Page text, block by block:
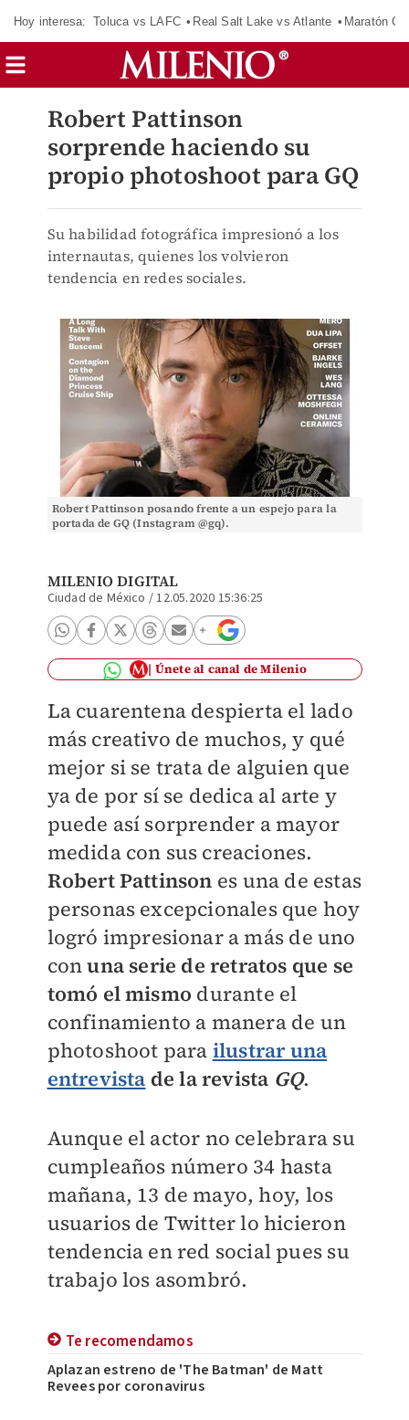
Hoy interesa: Toluca vs LAFC Real Salt Lake vs Atlante Maratón
Robert Pattinson
sorprende haciendo su
propio photoshoot para GQ
Su habilidad fotográfica impresionó a los
internautas, quienes los volvieron
tendencia en redes sociales.
Robert Pattinson posando frente a un espejo para la
portada de GQ (Instagram @gq).
MILENIO DIGITAL
Ciudad de México /12.05.2020 15:36:25
Únete al canal de Milenio
La cuarentena despierta el lado
más creativo de muchos, y qué
mejor si se trata de alguien que
ya de por sí se dedica al arte y
puede así sorprender a mayor
medida con sus creaciones.
Robert Pattinson es una de estas
personas excepcionales que hoy
logró impresionar a más de uno
conuna serie de retratos que se
tomó el mismo durante el
confinamiento a manera de un
photoshoot para ilustrar una
entrevista de la revista GQ.
Aunque el actor no celebrara su
cumpleaños número 34 hasta
mañana, 13 de mayo, hoy, los
usuarios de Twitter lo hicieron
tendencia en red social pues su
trabajo los asombró.
Te recomendamos
Aplazan estreno de 'The Batman' de Matt
Revees por coronavirus